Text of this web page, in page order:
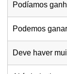
Podíamos
Podemos
Deve haver